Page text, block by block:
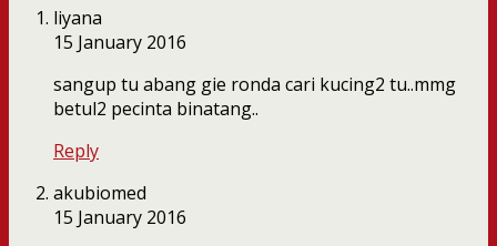
liyana
15 January 2016
sangup tu abang gie ronda cari kucing2 tu..mmg
betul2 pecinta binatang..
Reply
akubiomed
15 January 2016